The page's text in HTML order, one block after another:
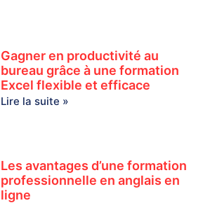
Gagner en productivité au
bureau grâce à une formation
Excel flexible et efficace
Lire la suite »
Les avantages d’une formation
professionnelle en anglais en
ligne